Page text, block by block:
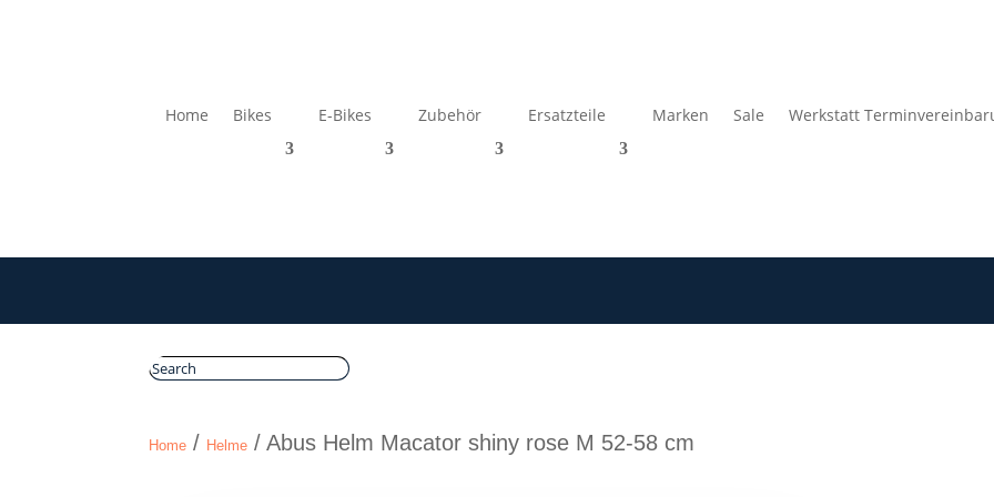
Home Bikes E-Bikes Zubehör Ersatzteile Marken Sale Werkstatt
Home / Helme / Abus Helm Macator shiny rose M 52-58 cm